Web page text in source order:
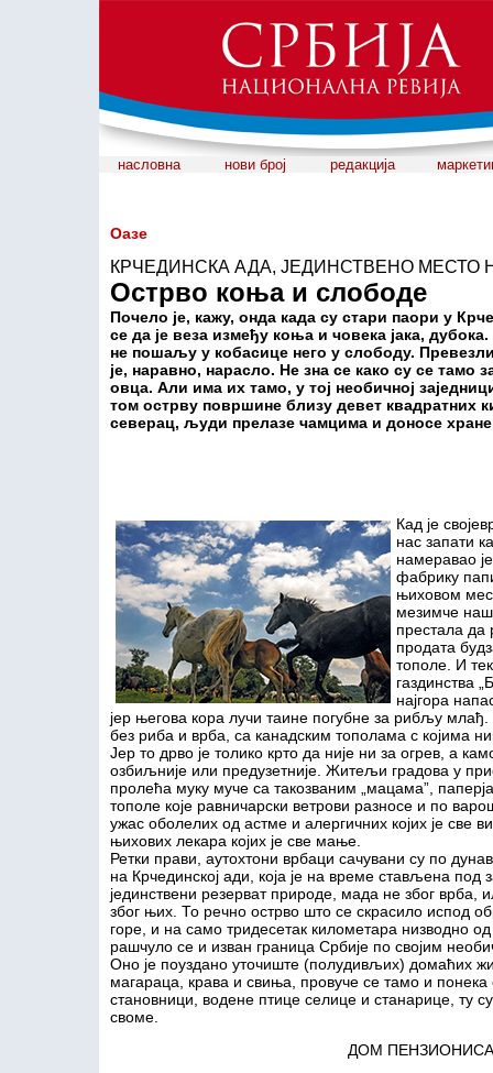
насловна нови број редакција
Оазе
КРЧЕДИНСКА АДА, ЈЕДИНСТВЕНО МЕСТО
Острво коња и слободе
Почело је, кажу, онда када су стари паори у
се да је веза између коња и човека јака,
не пошаљу у кобасице него у слободу.
је, наравно, нарасло. Не зна се како су се тамо
овца. Али има их тамо, у тој необичној
том острву површине близу девет квадратних
северац, људи прелазе чамцима и доносе
Кад је
нас запати
намеравао
фабрику
њиховом
мезимче
престала да
продата
тополе. И
газдинства
најгора
јер његова кора лучи таине погубне за рибљу млађ.
без риба и врба, са канадским тополама с којима
Јер то дрво је толико крто да није ни за огрев, а
озбиљније или предузетније. Житељи градова у
пролећа муку муче са такозваним „мацама”,
тополе које равничарски ветрови разносе и по
ужас оболелих од астме и алергичних којих је све
њихових лекара којих је све мање.
Ретки прави, аутохтони врбаци сачувани су по
на Крчединској ади, која је на време стављена под
јединствени резерват природе, мада не због врба,
због њих. То речно острво што се скрасило испод
горе, и на само тридесетак километара низводно
рашчуло се и изван граница Србије по својим
Оно је поуздано уточиште (полудивљих) домаћих
магараца, крава и свиња, провуче се тамо и
становници, водене птице селице и станарице, ту
своме.
ДОМ